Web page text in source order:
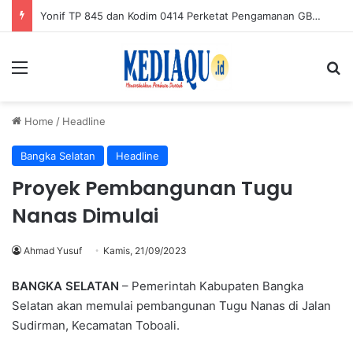
Rapat Hari Minggu, Banggar DPRD Pangkalpinang Bahas APBD 2027 dan Peningkatan PAD
Menu
Home / Headline
Bangka Selatan Headline
Proyek Pembangunan Tugu
Nanas Dimulai
Ahmad Yusuf Kamis, 21/09/2023
BANGKA SELATAN – Pemerintah Kabupaten Bangka
Selatan akan memulai pembangunan Tugu Nanas di Jalan
Sudirman, Kecamatan Toboali.